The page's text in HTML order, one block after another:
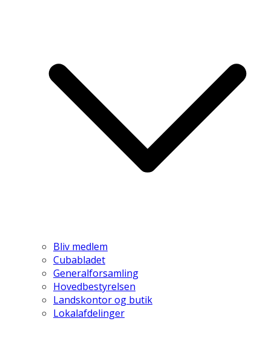
Bliv medlem
Cubabladet
Generalforsamling
Hovedbestyrelsen
Landskontor og butik
Lokalafdelinger